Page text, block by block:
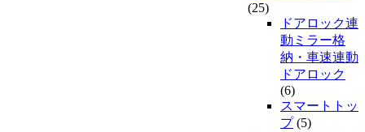
(25)
ドアロック連
動ミラー格
納・車速連動
ドアロック
(6)
スマートトッ
プ(5)